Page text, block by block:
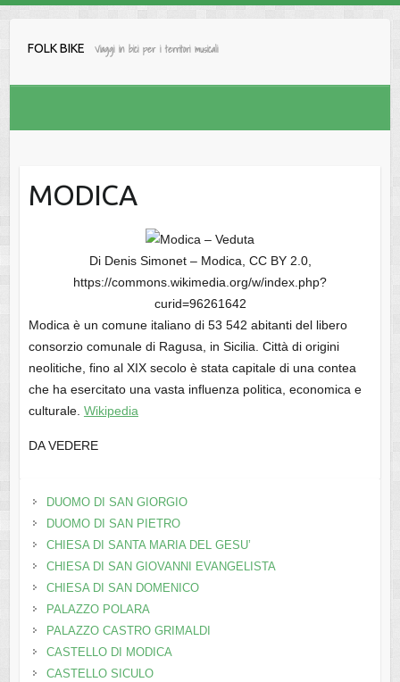
FOLK BIKE Viaggi in bici per i territori musicali
MODICA
Di Denis Simonet – Modica, CC BY 2.0,
https://commons.wikimedia.org/w/index.php?
curid=96261642
Modica è un comune italiano di 53 542 abitanti del libero
consorzio comunale di Ragusa, in Sicilia. Città di origini
neolitiche, fino al XIX secolo è stata capitale di una contea
che ha esercitato una vasta influenza politica, economica e
culturale. Wikipedia
DA VEDERE
DUOMO DI SAN GIORGIO
DUOMO DI SAN PIETRO
CHIESA DI SANTA MARIA DEL GESU’
CHIESA DI SAN GIOVANNI EVANGELISTA
CHIESA DI SAN DOMENICO
PALAZZO POLARA
PALAZZO CASTRO GRIMALDI
CASTELLO DI MODICA
CASTELLO SICULO